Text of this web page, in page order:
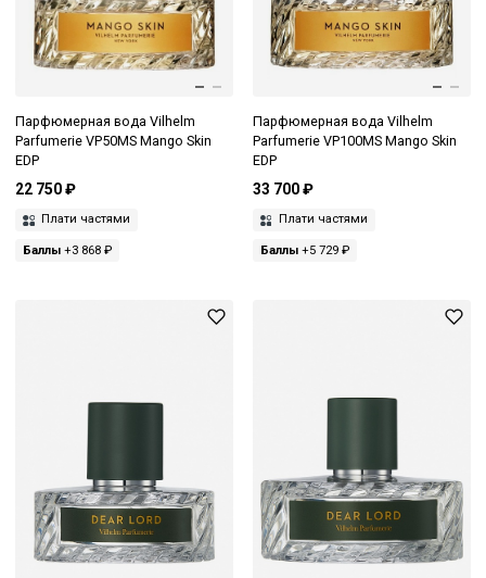
Парфюмерная вода Vilhelm
Parfumerie VP50MS Mango Skin
EDP
22 750 ₽
Плати частями
Баллы +3 868 ₽
Парфюмерная вода Vilhelm
Parfumerie VP100MS Mango Skin
EDP
33 700 ₽
Плати частями
Баллы+5 729 ₽